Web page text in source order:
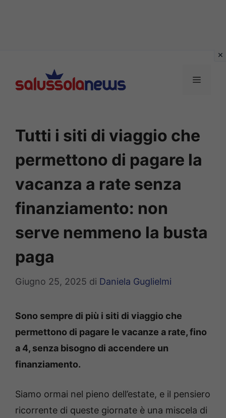
contenuto
MENU
Tutti i siti di viaggio che
permettono di pagare la
vacanza a rate senza
finanziamento: non
serve nemmeno la busta
paga
Giugno 25, 2025 di Daniela Guglielmi
Sono sempre di più i siti di viaggio che
permettono di pagare le vacanze a rate, fino
a 4, senza bisogno di accendere un
finanziamento.
Siamo ormai nel pieno dell’estate, e il pensiero
ricorrente di queste giornate è una miscela di